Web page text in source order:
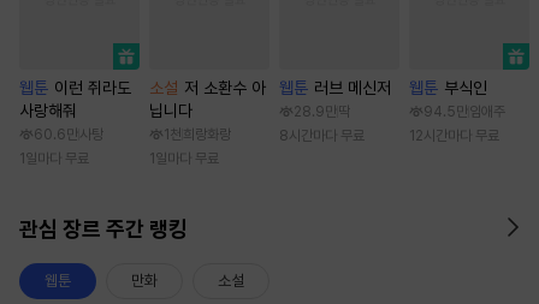
웹툰 이런 쥐라도
사랑해줘
60.6만 사탕
1일마다 무료
소설 저 소환수 아
닙니다
1천 희랑화랑
1일마다 무료
웹툰 러브 메신저
28.9만 딱
8시간마다 무료
웹툰 부식인
94.5만 임애주
12시간마다 무료
관심 장르 주간 랭킹
웹툰 만화 소설